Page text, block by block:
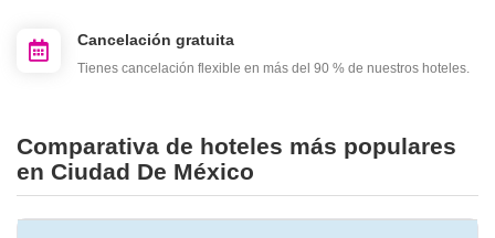
Cancelación gratuita
Tienes cancelación flexible en más del 90 % de nuestros hoteles.
Comparativa de hoteles más populares
en Ciudad De México